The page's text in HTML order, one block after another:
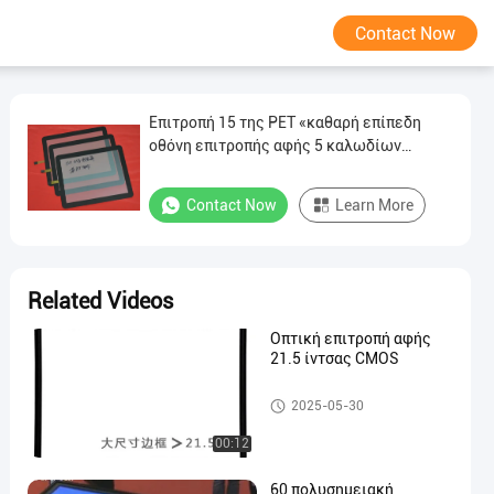
Contact Now
Επιτροπή 15 της PET «καθαρή επίπεδη
οθόνη επιτροπής αφής 5 καλωδίων
Contact Now Learn More
Related Videos
00:12
Οπτική επιτροπή αφής
21.5 ίντσας CMOS
Ανθεκτική επιτροπή αφής
2025-05-30
60 πολυσημειακή